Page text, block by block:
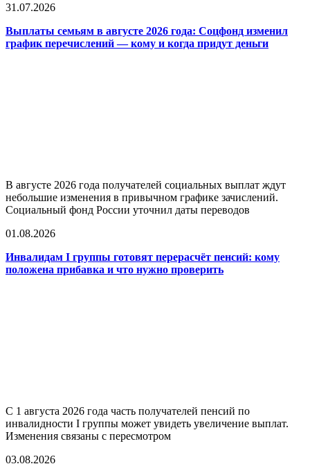
31.07.2026
Выплаты семьям в августе 2026 года: Соцфонд изменил
график перечислений — кому и когда придут деньги
В августе 2026 года получателей социальных выплат ждут
небольшие изменения в привычном графике зачислений.
Социальный фонд России уточнил даты переводов
01.08.2026
Инвалидам I группы готовят перерасчёт пенсий: кому
положена прибавка и что нужно проверить
С 1 августа 2026 года часть получателей пенсий по
инвалидности I группы может увидеть увеличение выплат.
Изменения связаны с пересмотром
03.08.2026